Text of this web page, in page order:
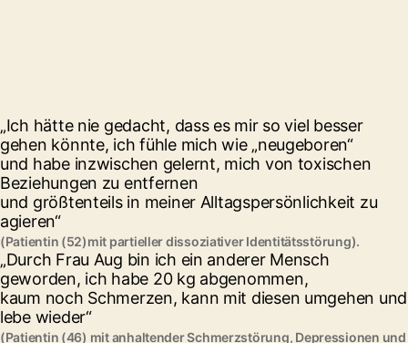
„Ich hätte nie gedacht, dass es mir so viel besser
gehen könnte, ich fühle mich wie „neugeboren“
und habe inzwischen gelernt, mich von toxischen
Beziehungen zu entfernen
und größtenteils in meiner Alltagspersönlichkeit zu
agieren“
(Patientin (52)mit partieller dissoziativer Identitätsstörung).
„Durch Frau Aug bin ich ein anderer Mensch
geworden, ich habe 20 kg abgenommen,
kaum noch Schmerzen, kann mit diesen umgehen und
lebe wieder“
(Patientin (46) mit anhaltender Schmerzstörung, Depressionen und